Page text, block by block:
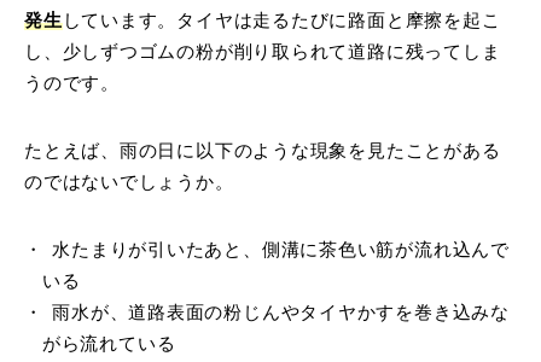
発生しています。タイヤは走るたびに路面と摩擦を起こ
し、少しずつゴムの粉が削り取られて道路に残ってしま
うのです。
たとえば、雨の日に以下のような現象を見たことがある
のではないでしょうか。
水たまりが引いたあと、側溝に茶色い筋が流れ込んで
いる
雨水が、道路表面の粉じんやタイヤかすを巻き込みな
がら流れている